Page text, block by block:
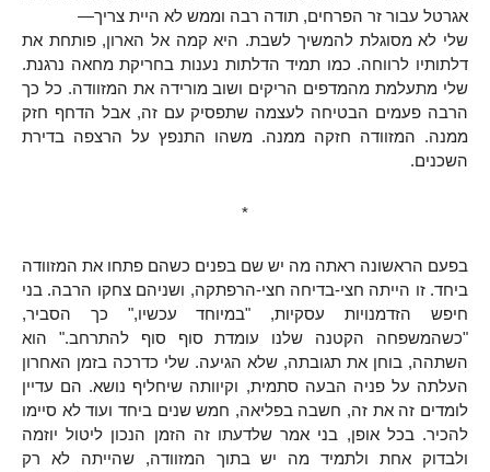
אגרטל עבור זר הפרחים, תודה רבה וממש לא היית צריך—
שלי לא מסוגלת להמשיך לשבת. היא קמה אל הארון, פותחת את
דלתותיו לרווחה. כמו תמיד הדלתות נענות בחריקת מחאה נרגנת.
שלי מתעלמת מהמדפים הריקים ושוב מורידה את המזוודה. כל כך
הרבה פעמים הבטיחה לעצמה שתפסיק עם זה, אבל הדחף חזק
ממנה. המזוודה חזקה ממנה. משהו התנפץ על הרצפה בדירת
השכנים.
*
בפעם הראשונה ראתה מה יש שם בפנים כשהם פתחו את המזוודה
ביחד. זו הייתה חצי-בדיחה חצי-הרפתקה, ושניהם צחקו הרבה. בני
חיפש הזדמנויות עסקיות, "במיוחד עכשיו," כך הסביר,
"כשהמשפחה הקטנה שלנו עומדת סוף סוף להתרחב." הוא
השתהה, בוחן את תגובתה, שלא הגיעה. שלי כדרכה בזמן האחרון
העלתה על פניה הבעה סתמית, וקיוותה שיחליף נושא. הם עדיין
לומדים זה את זה, חשבה בפליאה, חמש שנים ביחד ועוד לא סיימו
להכיר. בכל אופן, בני אמר שלדעתו זה הזמן הנכון ליטול יוזמה
ולבדוק אחת ולתמיד מה יש בתוך המזוודה, שהייתה לא רק